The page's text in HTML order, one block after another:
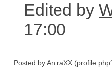
Edited by
17:00
Posted byAntraXX